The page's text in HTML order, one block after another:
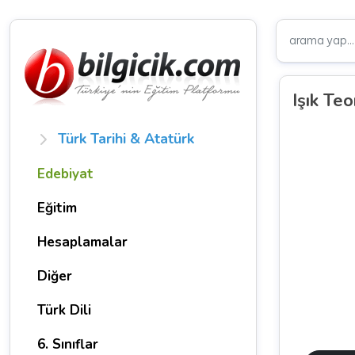
Türk Tarihi & Atatürk
Edebiyat
Eğitim
Hesaplamalar
Diğer
Türk Dili
6. Sınıflar
Işık